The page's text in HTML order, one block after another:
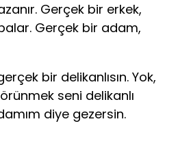
Gerçek bir erkek,
Gerçek bir adam,
bir delikanlısın. Yok,
seni delikanlı
diye gezersin.